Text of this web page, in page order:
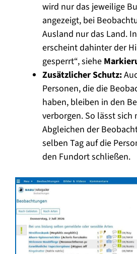
wird nur das jeweilige
angezeigt, bei
Ausland nur das Land.
erscheint dahinter der
gesperrt“, siehe
Zusätzlicher Schutz:
Personen, die die
haben, bleiben in den
verborgen. So lässt sich
Abgleichen der
selben Tag auf die
den Fundort schließen.